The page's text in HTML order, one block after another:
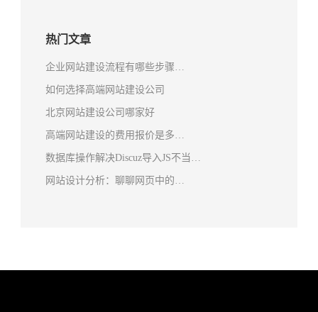
热门文章
企业网站建设流程有哪些步骤…
如何选择高端网站建设公司
北京网站建设公司哪家好
高端网站建设的费用报价是多…
数据库操作解决Discuz导入JS不当…
网站设计分析：聊聊网页中的…